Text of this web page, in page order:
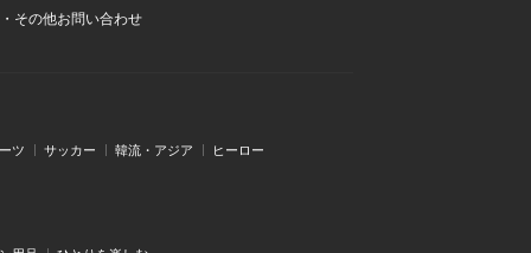
その他お問い合わせ
ツ サッカー 韓流・アジア ヒーロー